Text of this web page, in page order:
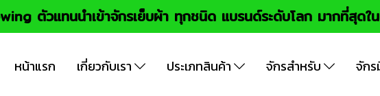
ตัวแทนนำเข้าจักรเย็บผ้า ทุกชนิด แบรนด์ระดับโลก มากที่สุดใน
หน้าแรก เกี่ยวกับเรา ประเภทสินค้า จักรสำหรับ จัก